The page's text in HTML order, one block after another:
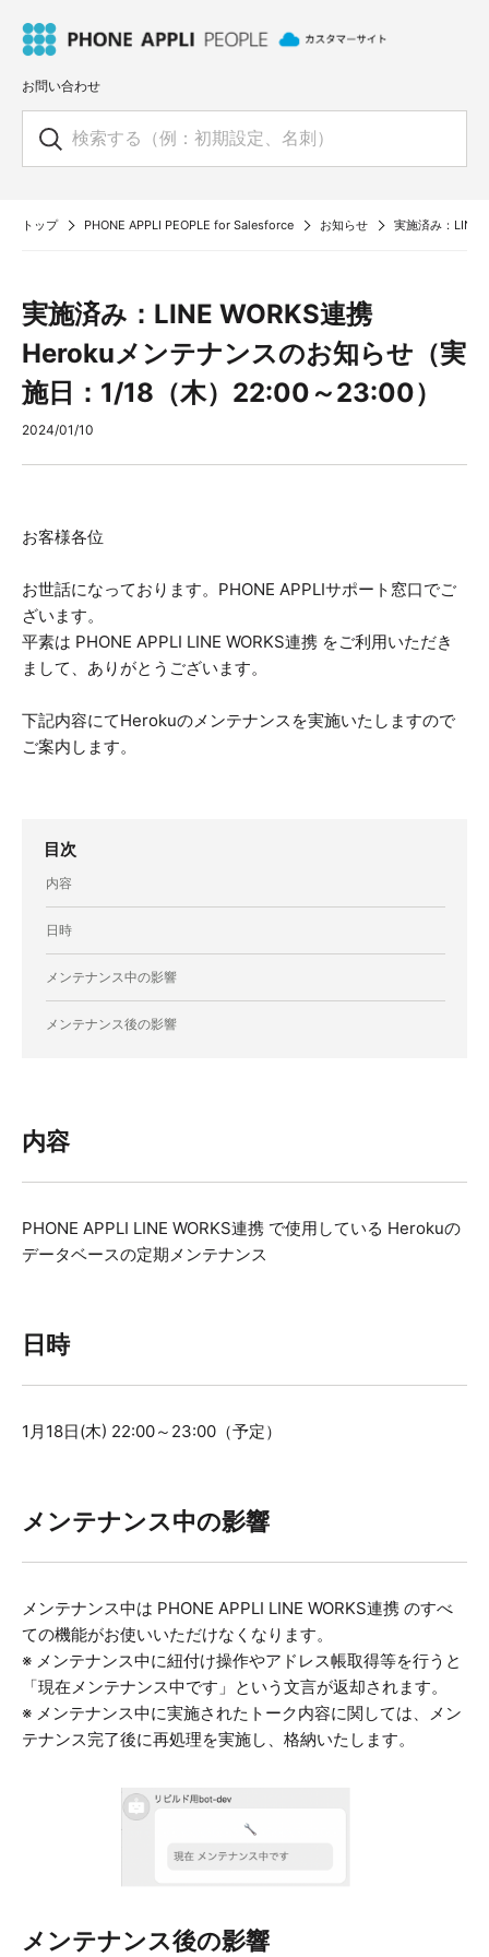
お問い合わせ
トップ PHONE APPLI PEOPLE for Salesforce お知らせ 実施済み：LINE
実施済み：LINE WORKS連携
Herokuメンテナンスのお知らせ（実
施日：1/18（木）22:00～23:00）
2024/01/10
お客様各位
お世話になっております。PHONE APPLIサポート窓口でご
ざいます。
平素は PHONE APPLI LINE WORKS連携 をご利用いただき
まして、ありがとうございます。
下記内容にてHerokuのメンテナンスを実施いたしますので
ご案内します。
目次
内容
日時
メンテナンス中の影響
メンテナンス後の影響
内容
PHONE APPLI LINE WORKS連携 で使用している Herokuの
データベースの定期メンテナンス
日時
1月18日(木) 22:00～23:00（予定）
メンテナンス中の影響
メンテナンス中は PHONE APPLI LINE WORKS連携 のすべ
ての機能がお使いいただけなくなります。
※ メンテナンス中に紐付け操作やアドレス帳取得等を行うと
「現在メンテナンス中です」という文言が返却されます。
※ メンテナンス中に実施されたトーク内容に関しては、メン
テナンス完了後に再処理を実施し、格納いたします。
メンテナンス後の影響